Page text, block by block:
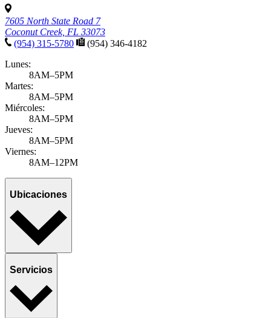
7605 North State Road 7
Coconut Creek, FL 33073
(954) 315-5780
(954) 346-4182
Lunes:
8AM–5PM
Martes:
8AM–5PM
Miércoles:
8AM–5PM
Jueves:
8AM–5PM
Viernes:
8AM–12PM
Ubicaciones
Servicios